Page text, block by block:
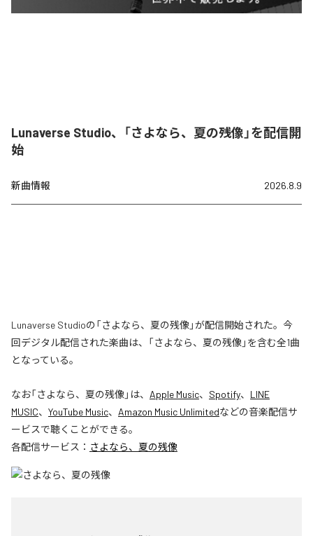
Lunaverse Studio、「さよなら、夏の残像」を配信開
始
新曲情報 2026.8.9
Lunaverse Studioの「さよなら、夏の残像」が配信開始された。今
回デジタル配信された楽曲は、「さよなら、夏の残像」を含む全1曲
となっている。
なお「さよなら、夏の残像」は、 Apple Music、 Spotify、 LINE
MUSIC、 YouTube Music、 Amazon Music Unlimitedなどの音楽配信サ
ービスで聴くことができる。
各配信サービス： さよなら、夏の残像